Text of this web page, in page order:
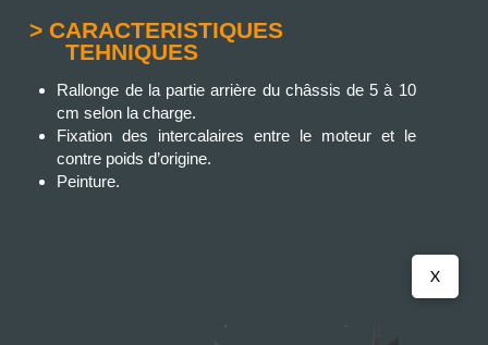
> CARACTERISTIQUES
TEHNIQUES
Rallonge de la partie arrière du châssis de 5 à 10
cm selon la charge.
Fixation des intercalaires entre le moteur et le
contre poids d’origine.
Peinture.
X